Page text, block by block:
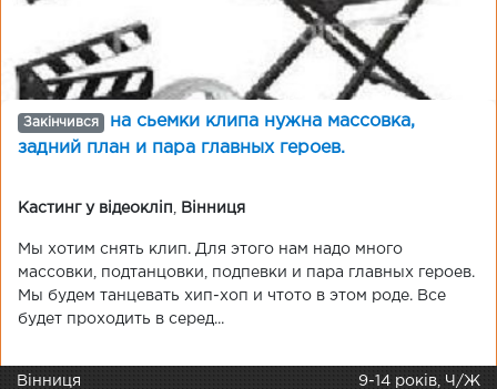
Закінчився
на сьемки клипа нужна массовка,
задний план и пара главных героев.
Кастинг у відеокліп Вінниця
Мы хотим снять клип. Для этого нам надо много
массовки, подтанцовки, подпевки и пара главных героев.
Мы будем танцевать хип-хоп и чтото в этом роде. Все
будет проходить в серед...
Вінниця 9-14 років, Ч/Ж